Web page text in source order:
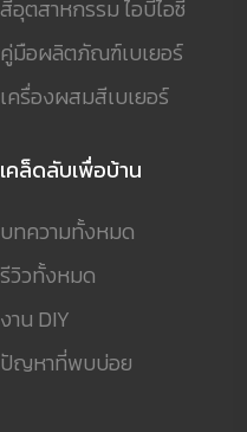
สีอุตสาหกรรม ไอบีไอซี
คู่มือผลิตภัณฑ์เบเยอร์
เครื่องผสมสีเบเยอร์
เคล็ดลับเพื่อบ้าน
บทความทั้งหมด
รีวิวทั้งหมด
งาน DIY
ปัญหาที่พบบ่อย